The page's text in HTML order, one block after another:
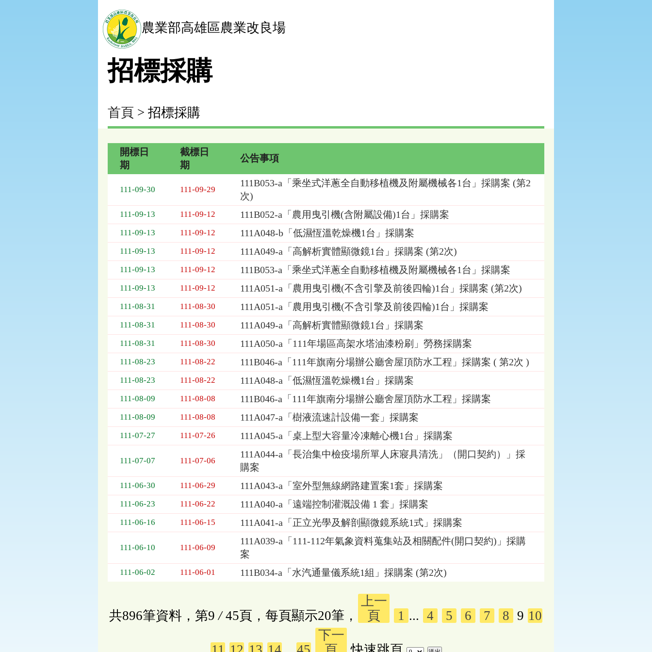
農業部高雄區農業改良場
招標採購
首頁 > 招標採購
表，
依
為：
標
期、
日
期、
公
事
開標日
期
截標日
期
公告事項
111-09-30 111-09-29
111B053-a「乘坐式洋蔥全自動移植機及附屬機械各1台」採購案 (第2
次)
111-09-13 111-09-12 111B052-a「農用曳引機(含附屬設備)1台」採購案
111-09-13 111-09-12 111A048-b「低濕恆溫乾燥機1台」採購案
111-09-13 111-09-12 111A049-a「高解析實體顯微鏡1台」採購案 (第2次)
111-09-13 111-09-12 111B053-a「乘坐式洋蔥全自動移植機及附屬機械各1台」採購案
111-09-13 111-09-12 111A051-a「農用曳引機(不含引擎及前後四輪)1台」採購案 (第2次)
111-08-31 111-08-30 111A051-a「農用曳引機(不含引擎及前後四輪)1台」採購案
111-08-31 111-08-30 111A049-a「高解析實體顯微鏡1台」採購案
111-08-31 111-08-30 111A050-a「111年場區高架水塔油漆粉刷」勞務採購案
111-08-23 111-08-22 111B046-a「111年旗南分場辦公廳舍屋頂防水工程」採購案 ( 第2次 )
111-08-23 111-08-22 111A048-a「低濕恆溫乾燥機1台」採購案
111-08-09 111-08-08 111B046-a「111年旗南分場辦公廳舍屋頂防水工程」採購案
111-08-09 111-08-08 111A047-a「樹液流速計設備一套」採購案
111-07-27 111-07-26 111A045-a「桌上型大容量冷凍離心機1台」採購案
111-07-07 111-07-06
111A044-a「長治集中檢疫場所單人床寢具清洗」（開口契約）」採
購案
111-06-30 111-06-29 111A043-a「室外型無線網路建置案1套」採購案
111-06-23 111-06-22 111A040-a「遠端控制灌溉設備 1 套」採購案
111-06-16 111-06-15 111A041-a「正立光學及解剖顯微鏡系統1式」採購案
111-06-10 111-06-09
111A039-a「111-112年氣象資料蒐集站及相關配件(開口契約)」採購
案
111-06-02 111-06-01 111B034-a「水汽通量儀系統1組」採購案 (第2次)
共896筆資料，第9 /45頁，每頁顯示20筆，
上一
頁
1 ... 4 5 6 7 8 9 10
下一